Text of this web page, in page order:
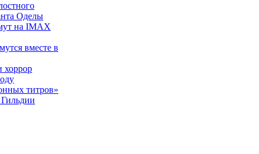
Оделы
на IMAX
вместе в
хоррор
титров»
Гильдии